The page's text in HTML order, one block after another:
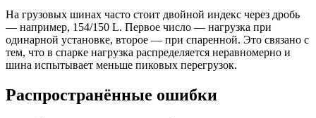
На грузовых шинах часто стоит двойной индекс через дробь
— например, 154/150 L. Первое число — нагрузка при
одинарной установке, второе — при спаренной. Это связано с
тем, что в спарке нагрузка распределяется неравномерно и
шина испытывает меньше пиковых перегрузок.
Распространённые ошибки